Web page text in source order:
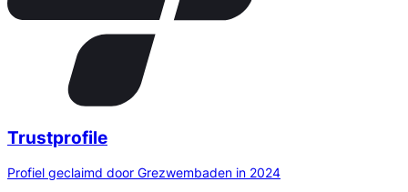
Trustprofile
Profiel geclaimd door Grezwembaden in 2024